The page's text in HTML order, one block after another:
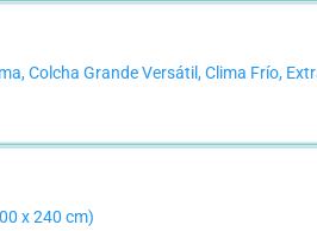
Colcha Grande Versátil, Clima Frío,
x 240 cm)